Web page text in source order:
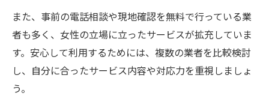
また、事前の電話相談や現地確認を無料で行っている業
者も多く、女性の立場に立ったサービスが拡充していま
す。安心して利用するためには、複数の業者を比較検討
し、自分に合ったサービス内容や対応力を重視しましょ
う。